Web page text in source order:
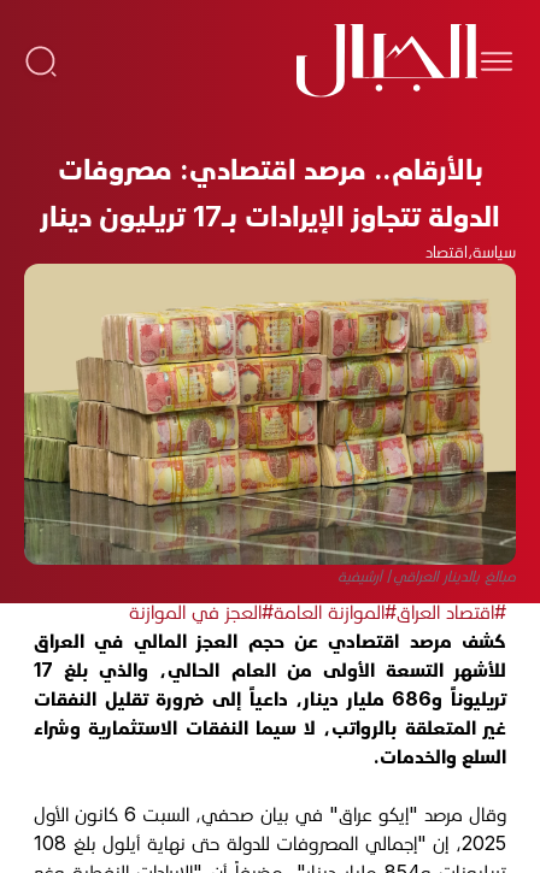
بالأرقام.. مرصد اقتصادي: مصروفات
الدولة تتجاوز الإيرادات بـ17 تريليون دينار
سياسة،اقتصاد
مبالغ بالدينار العراقي/ أرشيفية
#اقتصاد العراق#الموازنة العامة#العجز في الموازنة
كشف مرصد اقتصادي عن حجم العجز المالي في العراق
للأشهر التسعة الأولى من العام الحالي، والذي بلغ 17
تريليوناً و686 مليار دينار، داعياً إلى ضرورة تقليل النفقات
غير المتعلقة بالرواتب، لا سيما النفقات الاستثمارية وشراء
السلع والخدمات.
وقال مرصد "إيكو عراق" في بيان صحفي، السبت 6 كانون الأول
2025، إن "إجمالي المصروفات للدولة حتى نهاية أيلول بلغ 108